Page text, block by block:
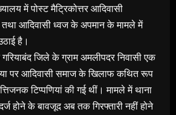
में पोस्ट मैट्रिकोत्तर आदिवासी
तथा आदिवासी ध्वज के अपमान के मामले में
है।
गरियाबंद जिले के ग्राम अमलीपदर निवासी एक
पर आदिवासी समाज के खिलाफ कथित रूप
टिप्पणियां की गई थीं। मामले में थाना
होने के बावजूद अब तक गिरफ्तारी नहीं होने